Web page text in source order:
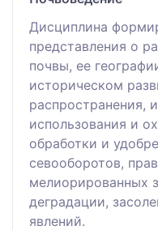
Дисциплина
представления о
почвы, ее
историческом
распространения,
использования и
обработки и
севооборотов,
мелиорированных
деградации,
явлений.